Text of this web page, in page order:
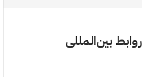
بین‌المللی